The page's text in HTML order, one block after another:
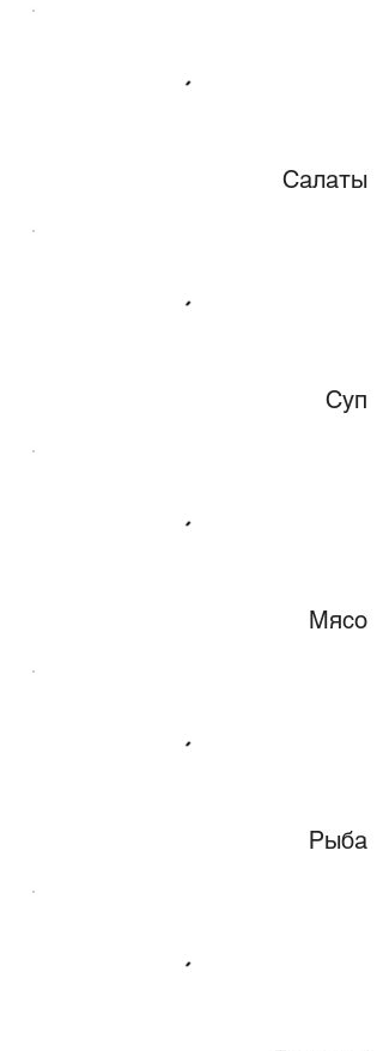
Салаты
Суп
Мясо
Рыба